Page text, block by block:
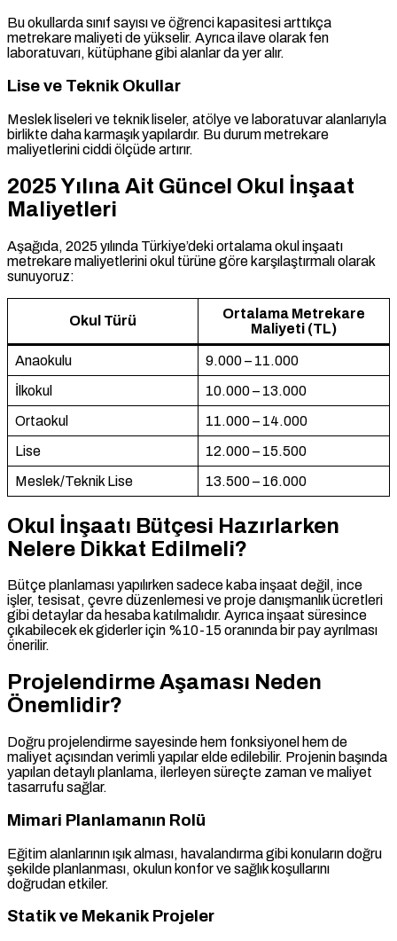
Bu okullarda sınıf sayısı ve öğrenci kapasitesi arttıkça
metrekare maliyeti de yükselir. Ayrıca ilave olarak fen
laboratuvarı, kütüphane gibi alanlar da yer alır.
Lise ve Teknik Okullar
Meslek liseleri ve teknik liseler, atölye ve laboratuvar alanlarıyla
birlikte daha karmaşık yapılardır. Bu durum metrekare
maliyetlerini ciddi ölçüde artırır.
2025 Yılına Ait Güncel Okul İnşaat
Maliyetleri
Aşağıda, 2025 yılında Türkiye’deki ortalama okul inşaatı
metrekare maliyetlerini okul türüne göre karşılaştırmalı olarak
sunuyoruz:
Okul Türü
Ortalama Metrekare
Maliyeti (TL)
Anaokulu
9.000 – 11.000
İlkokul
10.000 – 13.000
Ortaokul
11.000 – 14.000
Lise
12.000 – 15.500
Meslek/Teknik Lise
13.500 – 16.000
Okul İnşaatı Bütçesi Hazırlarken
Nelere Dikkat Edilmeli?
Bütçe planlaması yapılırken sadece kaba inşaat değil, ince
işler, tesisat, çevre düzenlemesi ve proje danışmanlık ücretleri
gibi detaylar da hesaba katılmalıdır. Ayrıca inşaat süresince
çıkabilecek ek giderler için %10-15 oranında bir pay ayrılması
önerilir.
Projelendirme Aşaması Neden
Önemlidir?
Doğru projelendirme sayesinde hem fonksiyonel hem de
maliyet açısından verimli yapılar elde edilebilir. Projenin başında
yapılan detaylı planlama, ilerleyen süreçte zaman ve maliyet
tasarrufu sağlar.
Mimari Planlamanın Rolü
Eğitim alanlarının ışık alması, havalandırma gibi konuların doğru
şekilde planlanması, okulun konfor ve sağlık koşullarını
doğrudan etkiler.
Statik ve Mekanik Projeler